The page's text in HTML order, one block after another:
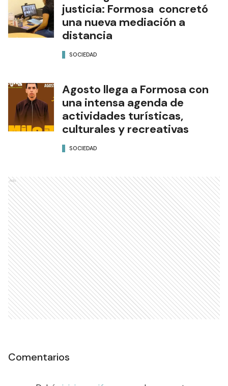
justicia: Formosa concretó
una nueva mediación a
distancia
SOCIEDAD
Agosto llega a Formosa con
una intensa agenda de
actividades turísticas,
culturales y recreativas
SOCIEDAD
Ads
Comentarios